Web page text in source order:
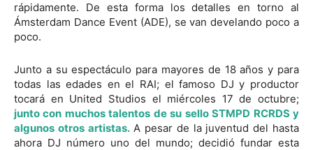
rápidamente. De esta forma los detalles en torno al
Ámsterdam Dance Event (ADE), se van develando poco a
poco.
Junto a su espectáculo para mayores de 18 años y para
todas las edades en el RAI; el famoso DJ y productor
tocará en United Studios el miércoles 17 de octubre;
junto con muchos talentos de su sello STMPD RCRDS y
algunos otros artistas.A pesar de la juventud del hasta
ahora DJ número uno del mundo; decidió fundar esta